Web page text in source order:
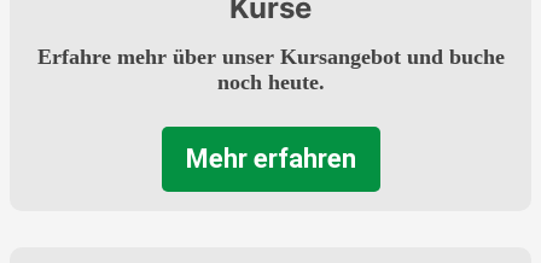
Kurse
Erfahre mehr über unser Kursangebot und buche
noch heute.
Mehr erfahren